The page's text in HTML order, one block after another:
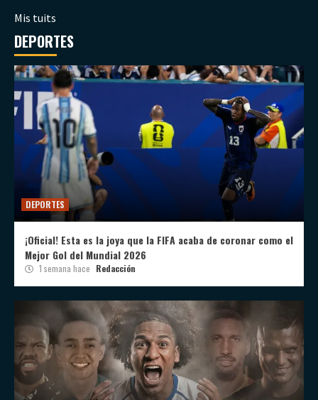
Mis tuits
DEPORTES
DEPORTES
¡Oficial! Esta es la joya que la FIFA acaba de coronar como el
Mejor Gol del Mundial 2026
1 semana hace Redacción